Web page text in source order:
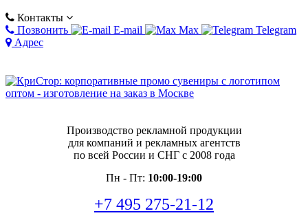
Контакты
Позвонить
E-mail Max
Telegram
Адрес
Производство рекламной продукции
для компаний и рекламных агентств
по всей России и СНГ с 2008 года
Пн - Пт: 10:00-19:00
+7 495 275-21-12